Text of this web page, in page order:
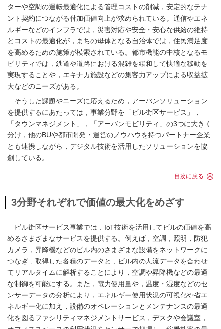
ターや空調の運転最適化による管理コストの削減，安定的なテナ
ント契約につながる付加価値向上が求められている。通信やエネ
ルギーなどのインフラでは，災害対応や安全・安心な供給の維持
とコストの最適化が，まちの母体となる自治体では，住民満足度
を高めるための施策が模索されている。都市機能の中核となるモ
ビリティでは，鉄道や道路における混雑を緩和して快適な移動を
実現することや，エキナカ施設などの集客力アップによる収益拡
大などのニーズがある。
そうした課題やニーズに応えるため，アーバンソリューション
を提供するにあたっては，事業分野を「ビル街区サービス」，
「タウンマネジメント」，「アーバンモビリティ」の3つに大きく
分け，他のBUや都市開発・運営のノウハウを持つパートナー企業
とも連携しながら，デジタル技術を活用したソリューションを協
創している。
目次に戻る
3分野それぞれで価値の最大化をめざす
ビル街区サービス事業では，IoT技術を活用してビルの価値を高
めるさまざまなサービスを提供する。例えば，空調，照明，防犯
カメラ，昇降機などのビル内のさまざまな設備をネットワークに
つなぎ，取得した各種のデータと，ビル内の人流データを合わせ
てリアルタイムに解析することにより，空調や昇降機などの最適
な制御を可能にする。また，電力使用量や，温度・湿度などのセ
ンサーデータの分析により，エネルギー使用状況の可視化や省エ
ネルギー化に加え，設備のオペレーションとメンテナンスの最適
化を図るファシリティマネジメントサービス，デスクや会議室，